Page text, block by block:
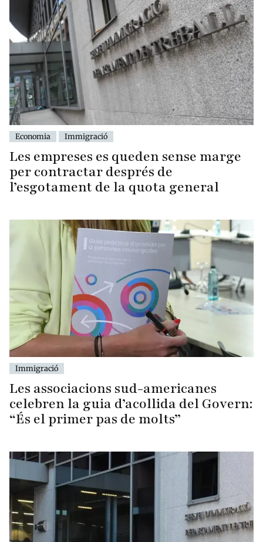
Economia Immigració
Les empreses es queden sense marge
per contractar després de
l’esgotament de la quota general
Immigració
Les associacions sud-americanes
celebren la guia d’acollida del Govern:
“És el primer pas de molts”